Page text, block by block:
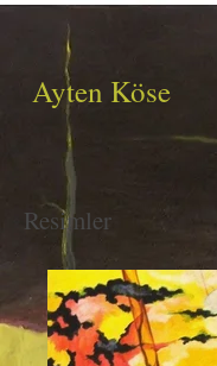
Ayten Köse
Resimler